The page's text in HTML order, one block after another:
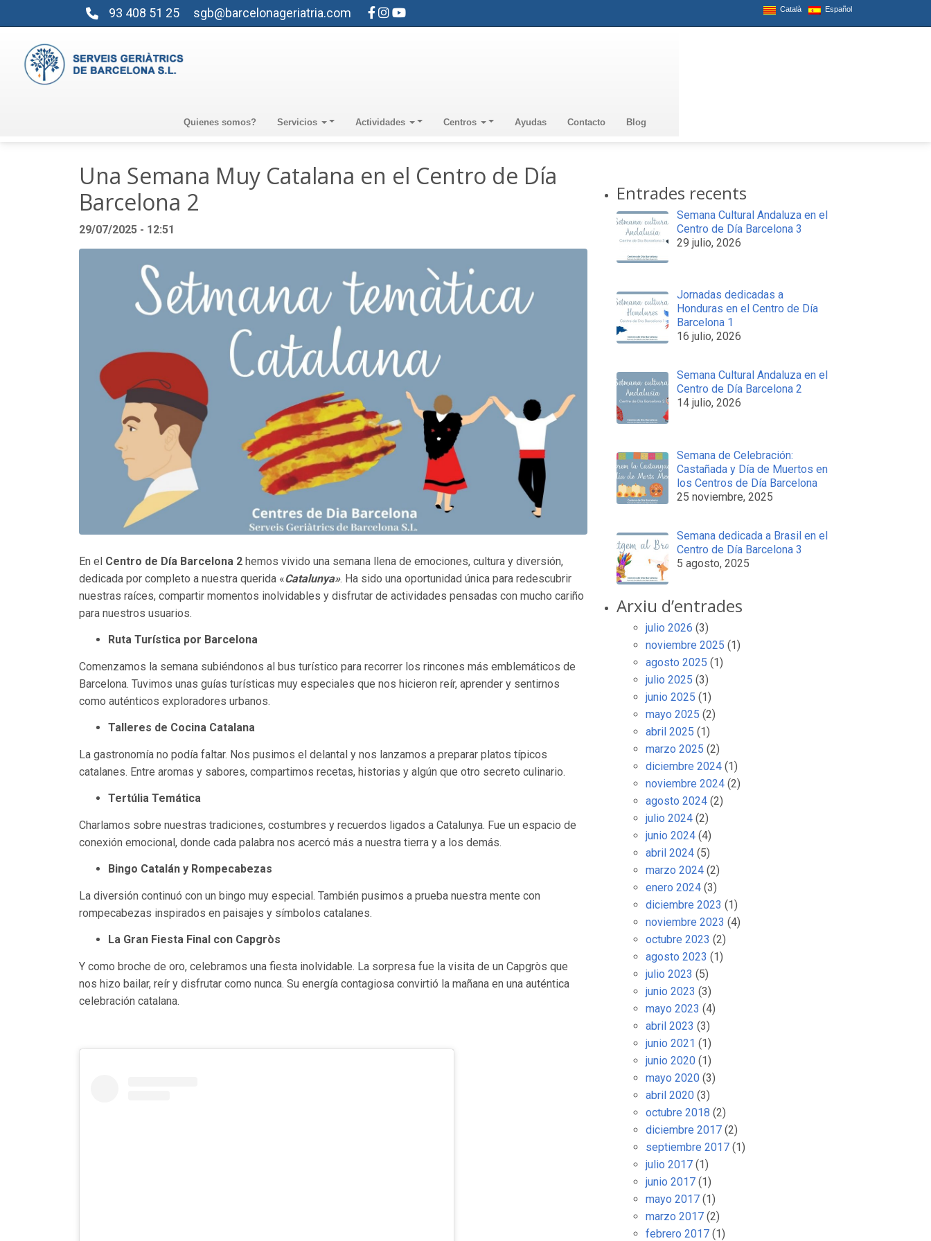
93 408 51 25 sgb@barcelonageriatria.com Català Español
Quienes somos? Servicios Actividades Centros Ayudas Contacto Blog
Una Semana Muy Catalana en el Centro de Día
Barcelona 2
29/07/2025 - 12:51
En el Centro de Día Barcelona 2 hemos vivido una semana llena de emociones, cultura y diversión,
dedicada por completo a nuestra querida «Catalunya». Ha sido una oportunidad única para redescubrir
nuestras raíces, compartir momentos inolvidables y disfrutar de actividades pensadas con mucho cariño
para nuestros usuarios.
Ruta Turística por Barcelona
Comenzamos la semana subiéndonos al bus turístico para recorrer los rincones más emblemáticos de
Barcelona. Tuvimos unas guías turísticas muy especiales que nos hicieron reír, aprender y sentirnos
como auténticos exploradores urbanos.
Talleres de Cocina Catalana
La gastronomía no podía faltar. Nos pusimos el delantal y nos lanzamos a preparar platos típicos
catalanes. Entre aromas y sabores, compartimos recetas, historias y algún que otro secreto culinario.
Tertúlia Temática
Charlamos sobre nuestras tradiciones, costumbres y recuerdos ligados a Catalunya. Fue un espacio de
conexión emocional, donde cada palabra nos acercó más a nuestra tierra y a los demás.
Bingo Catalán y Rompecabezas
La diversión continuó con un bingo muy especial. También pusimos a prueba nuestra mente con
rompecabezas inspirados en paisajes y símbolos catalanes.
La Gran Fiesta Final con Capgròs
Y como broche de oro, celebramos una fiesta inolvidable. La sorpresa fue la visita de un Capgròs que
nos hizo bailar, reír y disfrutar como nunca. Su energía contagiosa convirtió la mañana en una auténtica
celebración catalana.
Entrades recents
Semana Cultural Andaluza en el
Centro de Día Barcelona 3
29 julio, 2026
Jornadas dedicadas a
Honduras en el Centro de Día
Barcelona 1
16 julio, 2026
Semana Cultural Andaluza en el
Centro de Día Barcelona 2
14 julio, 2026
Semana de Celebración:
Castañada y Día de Muertos en
los Centros de Día Barcelona
25 noviembre, 2025
Semana dedicada a Brasil en el
Centro de Día Barcelona 3
5 agosto, 2025
Arxiu d’entrades
julio 2026 (3)
noviembre 2025 (1)
agosto 2025 (1)
julio 2025 (3)
junio 2025 (1)
mayo 2025 (2)
abril 2025 (1)
marzo 2025 (2)
diciembre 2024 (1)
noviembre 2024 (2)
agosto 2024 (2)
julio 2024 (2)
junio 2024 (4)
abril 2024 (5)
marzo 2024 (2)
enero 2024 (3)
diciembre 2023 (1)
noviembre 2023 (4)
octubre 2023 (2)
agosto 2023 (1)
julio 2023 (5)
junio 2023 (3)
mayo 2023 (4)
abril 2023 (3)
junio 2021 (1)
junio 2020 (1)
mayo 2020 (3)
abril 2020 (3)
octubre 2018 (2)
diciembre 2017 (2)
septiembre 2017 (1)
julio 2017 (1)
junio 2017 (1)
mayo 2017 (1)
marzo 2017 (2)
febrero 2017 (1)